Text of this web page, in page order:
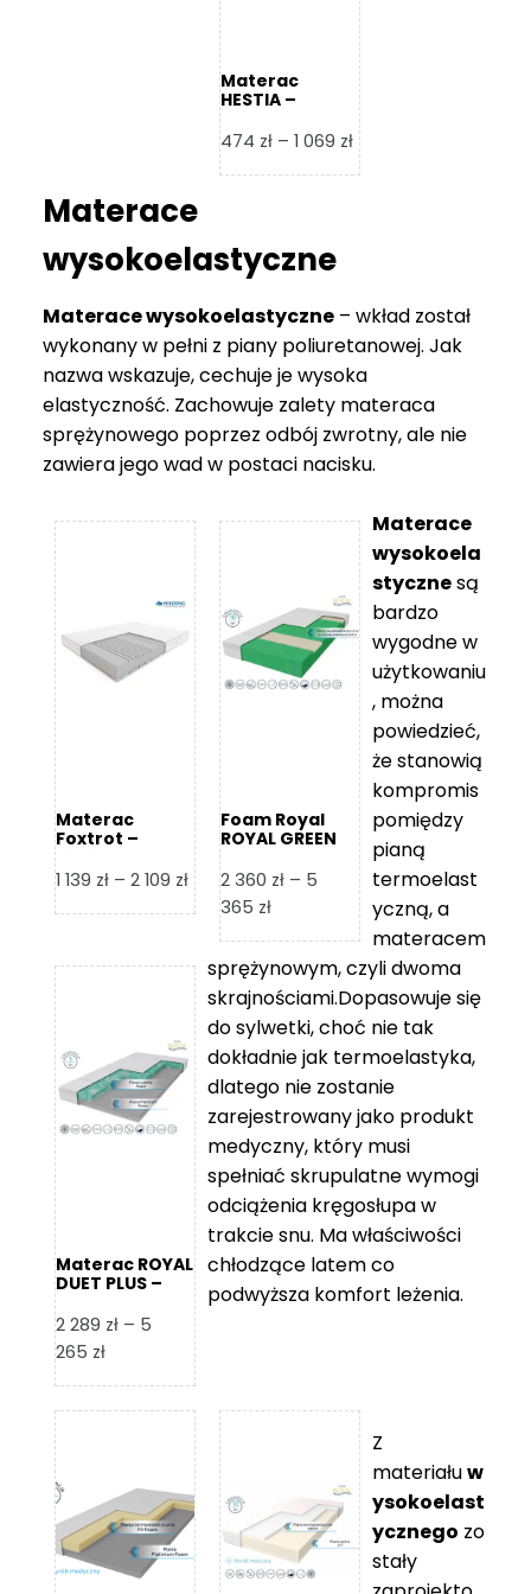
Materac
HESTIA –
474 zł – 1 069 złZakres
cen:
069 zł
Materace
wysokoelastyczne
Materace wysokoelastyczne – wkład został
wykonany w pełni z piany poliuretanowej. Jak
nazwa wskazuje, cechuje je wysoka
elastyczność. Zachowuje zalety materaca
sprężynowego poprzez odbój zwrotny, ale nie
zawiera jego wad w postaci nacisku.
Materac
Foxtrot –
1 139 zł – 2 109 złZakres
cen:
1
139 zł
do
2
109 zł
Foam Royal
ROYAL GREEN
piankowy
2 360 zł – 5
365 złZakres
od
2
360 zł
5
365 zł
Materac ROYAL
DUET PLUS –
2 289 zł – 5
265 złZakres
od
do
5
265 zł
Materace
wysokoela
stycznesą
bardzo
wygodne w
użytkowaniu
, można
powiedzieć,
że stanowią
kompromis
pomiędzy
pianą
termoelast
yczną, a
materacem
sprężynowym, czyli dwoma
skrajnościami.Dopasowuje się
do sylwetki, choć nie tak
dokładnie jak termoelastyka,
dlatego nie zostanie
zarejestrowany jako produkt
medyczny, który musi
spełniać skrupulatne wymogi
odciążenia kręgosłupa w
trakcie snu. Ma właściwości
chłodzące latem co
podwyższa komfort leżenia.
Z
materiałuw
ysokoelast
ycznego zo
stały